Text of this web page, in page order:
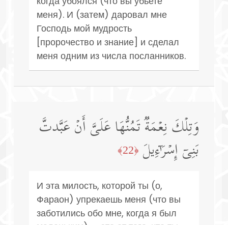
меня). И (затем) даровал мне
Господь мой мудрость
[пророчество и знание] и сделал
меня одним из числа посланников.
وَتِلۡكَ نِعۡمَةࣱ تَمُنُّهَا عَلَیَّ أَنۡ عَبَّدتَّ
بَنِیۤ إِسۡرَ ٰ⁠ۤءِیلَ ﴿22﴾
И эта милость, которой ты (о,
Фараон) упрекаешь меня (что вы
заботились обо мне, когда я был